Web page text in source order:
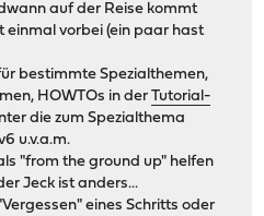
auf der Reise kommt
einmal vorbei (ein paar hast
bestimmte Spezialthemen,
HOWTOs in derTutorial-
die zum Spezialthema
u.v.a.m.
"from the ground up" helfen
Jeck ist anders...
eines Schritts oder